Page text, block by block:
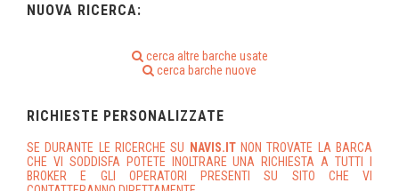
NUOVA RICERCA:
cerca altre barche usate
cerca barche nuove
RICHIESTE PERSONALIZZATE
SE DURANTE LE RICERCHE SU NAVIS.IT NON TROVATE LA BARCA
CHE VI SODDISFA POTETE INOLTRARE UNA RICHIESTA A TUTTI I
BROKER E GLI OPERATORI PRESENTI SU SITO CHE VI